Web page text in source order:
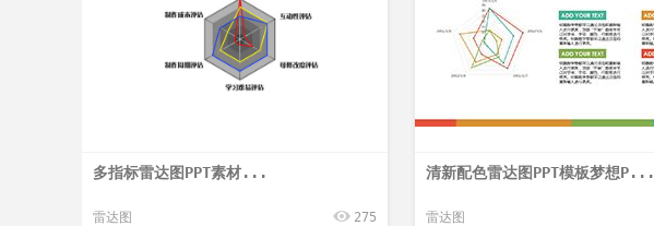
多指标雷达图PPT素材...
雷达图 275
清新配色雷达图PPT模板梦想P...
雷达图